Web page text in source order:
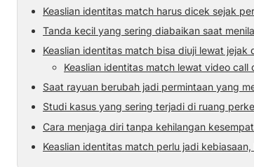
Keaslian identitas match harus dicek sejak
Tanda kecil yang sering diabaikan saat
Keaslian identitas match bisa diuji lewat jejak
Keaslian identitas match lewat video
Saat rayuan berubah jadi permintaan yang
Studi kasus yang sering terjadi di ruang
Cara menjaga diri tanpa kehilangan
Keaslian identitas match perlu jadi